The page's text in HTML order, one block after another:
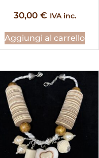
30,00 € IVA inc.
Aggiungi al carrello